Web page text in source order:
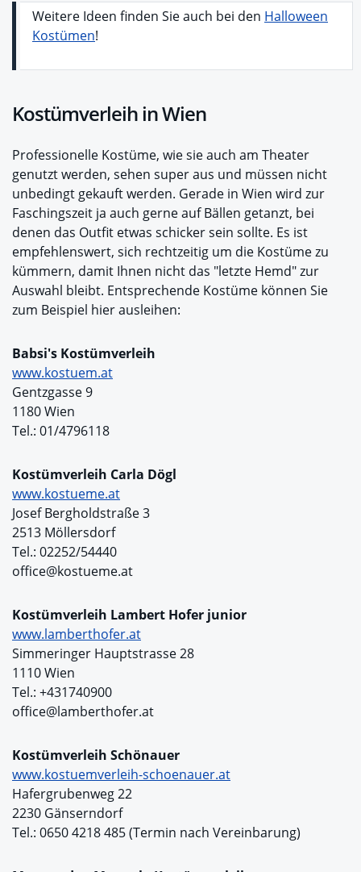
Weitere Ideen finden Sie auch bei den Halloween
Kostümen!
Kostümverleih in Wien
Professionelle Kostüme, wie sie auch am Theater
genutzt werden, sehen super aus und müssen nicht
unbedingt gekauft werden. Gerade in Wien wird zur
Faschingszeit ja auch gerne auf Bällen getanzt, bei
denen das Outfit etwas schicker sein sollte. Es ist
empfehlenswert, sich rechtzeitig um die Kostüme zu
kümmern, damit Ihnen nicht das "letzte Hemd" zur
Auswahl bleibt. Entsprechende Kostüme können Sie
zum Beispiel hier ausleihen:
Babsi's Kostümverleih
www.kostuem.at
Gentzgasse 9
1180 Wien
Tel.: 01/4796118
Kostümverleih Carla Dögl
www.kostueme.at
Josef Bergholdstraße 3
2513 Möllersdorf
Tel.: 02252/54440
office@kostueme.at
Kostümverleih Lambert Hofer junior
www.lamberthofer.at
Simmeringer Hauptstrasse 28
1110 Wien
Tel.: +431740900
office@lamberthofer.at
Kostümverleih Schönauer
www.kostuemverleih-schoenauer.at
Hafergrubenweg 22
2230 Gänserndorf
Tel.: 0650 4218 485 (Termin nach Vereinbarung)